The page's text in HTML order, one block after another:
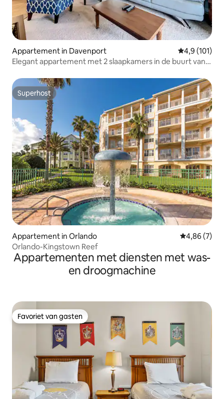
Appartement in Davenport Gemiddelde
4,9 (101)
Elegant appartement met 2 slaapkamers in de buurt van
Superhost
Superhost
Appartement in Orlando Gemiddelde
4,86 (7)
Orlando-Kingstown Reef
Appartementen met diensten met was-
en droogmachine
Favoriet van gasten
Favoriet van gasten